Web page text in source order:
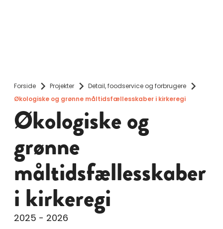
Forside Projekter
Detail, foodservice og forbrugere
Økologiske og grønne måltidsfællesskaber i kirkeregi
Økologiske og
grønne
måltidsfællesskaber
i kirkeregi
2025 - 2026